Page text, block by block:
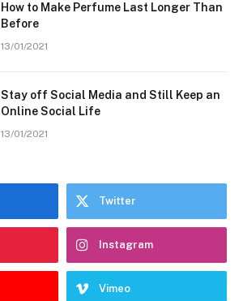
How to Make Perfume Last Longer Than
Before
13/01/2021
Stay off Social Media and Still Keep an
Online Social Life
13/01/2021
Twitter
Instagram
Vimeo